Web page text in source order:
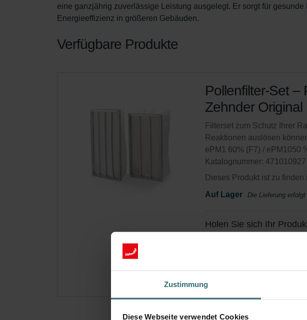
Zustimmung
Diese Webseite verwendet Cookies
eine ganzjährig zuverlässige Leistung ausgelegt. Er sorgt für
Energieeffizienz in größeren Gebäuden.
Verfügbare Produkte
Pollenfilter-Set –
Zehnder Original
Filterset zum Schutz Ihrer
Reaktionen auslösen
ePM1 60% (F7) / ePM1050
Katalognummer: 471010927
Dieses Produkt ist zu finden
Auf Lager
Die Lieferung
Holen Sie sich Ihr